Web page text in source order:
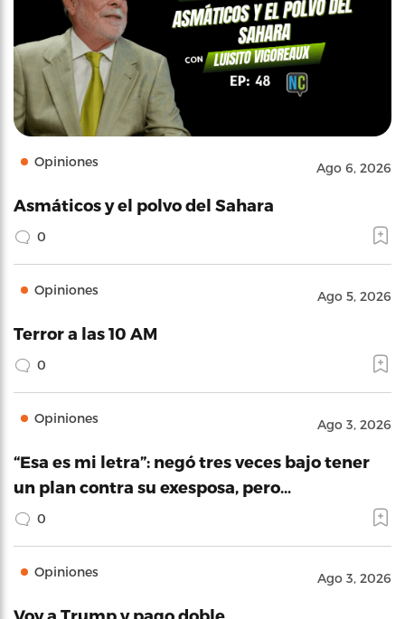
Opiniones Ago 6, 2026
Asmáticos y el polvo del Sahara
0
Opiniones Ago 5, 2026
Terror a las 10 AM
0
Opiniones Ago 3, 2026
“Esa es mi letra”: negó tres veces bajo tener
un plan contra su exesposa, pero…
0
Opiniones Ago 3, 2026
Voy a Trump y pago doble